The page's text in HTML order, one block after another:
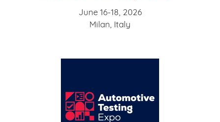
June 16-18, 2026
Milan, Italy